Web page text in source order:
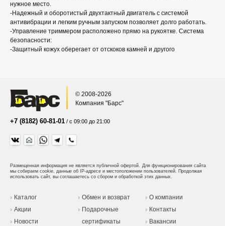
нужное место.
-Надежный и оборотистый двухтактный двигатель с системой
антивибрации и легким ручным запуском позволяет долго работать.
-Управление триммером расположено прямо на рукоятке. Система
безопасности:
-Защитный кожух оберегает от отскоков камней и другого
© 2008-2026
Компания "Барс"
+7 (8182) 60-81-01 / с 09:00 до 21:00
Размещенная информация не является публичной офертой. Для функционирования сайта
мы собираем cookie, данные об IP-адресе и местоположении пользователей. Продолжая
использовать сайт, вы соглашаетесь со сбором и обработкой этих данных.
Каталог
Акции
Новости
Обмен и возврат
Подарочные
сертификаты
О компании
Контакты
Вакансии